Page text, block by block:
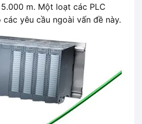
m. Một loạt các PLC
các yêu cầu ngoài vấn đề này.